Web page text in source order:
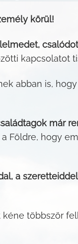
körül!
kapcsolatot
abban is,
már
Földre, hogy
a
többször